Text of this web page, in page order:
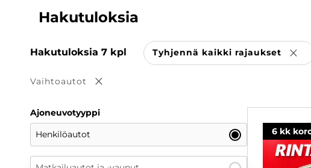
Hakutuloksia
Hakutuloksia 7 kpl Tyhjennä kaikki rajaukset
Vaihtoautot Poista valinta
Ajoneuvotyyppi
Henkilöautot
6 kk